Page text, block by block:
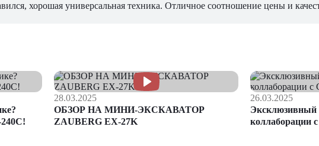
хорошая универсальная техника. Отличное соотношение цены и
28.03.2025
ОБЗОР НА МИНИ-ЭКСКАВАТОР
ZAUBERG EX-27K
26.03.2025
Эксклюзивный
коллаборации